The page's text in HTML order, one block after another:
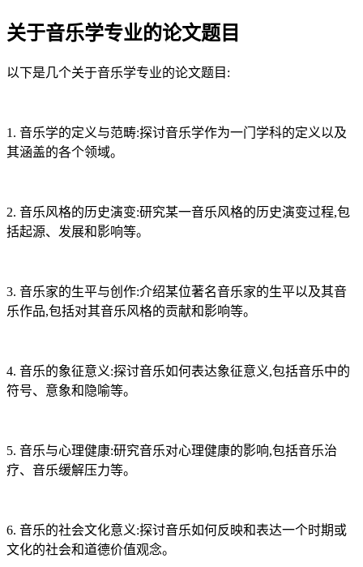
关于音乐学专业的论文题目
以下是几个关于音乐学专业的论文题目:
1. 音乐学的定义与范畴:探讨音乐学作为一门学科的定义以及
其涵盖的各个领域。
2. 音乐风格的历史演变:研究某一音乐风格的历史演变过程,包
括起源、发展和影响等。
3. 音乐家的生平与创作:介绍某位著名音乐家的生平以及其音
乐作品,包括对其音乐风格的贡献和影响等。
4. 音乐的象征意义:探讨音乐如何表达象征意义,包括音乐中的
符号、意象和隐喻等。
5. 音乐与心理健康:研究音乐对心理健康的影响,包括音乐治
疗、音乐缓解压力等。
6. 音乐的社会文化意义:探讨音乐如何反映和表达一个时期或
文化的社会和道德价值观念。